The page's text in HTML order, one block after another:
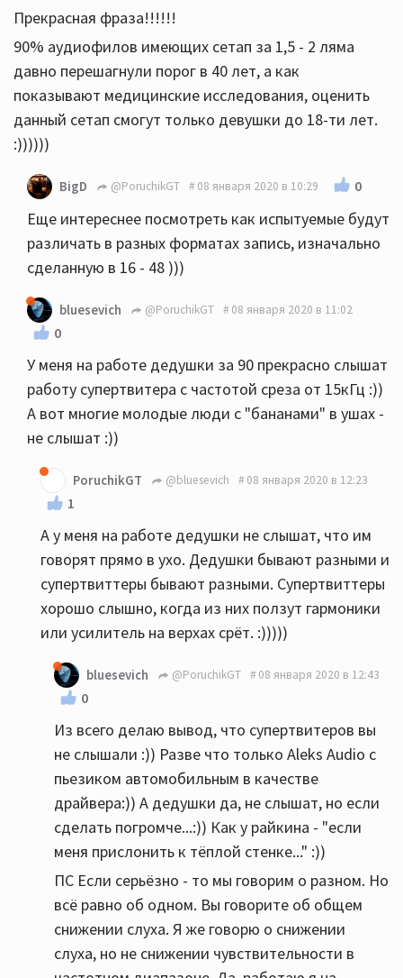
Прекрасная фраза!!!!!!
90% аудиофилов имеющих сетап за 1,5 - 2 ляма
давно перешагнули порог в 40 лет, а как
показывают медицинские исследования, оценить
данный сетап смогут только девушки до 18-ти лет.
:))))))
BigD @PoruchikGT 08 января 2020 в 10:29 0
Еще интереснее посмотреть как испытуемые будут
различать в разных форматах запись, изначально
сделанную в 16 - 48 )))
bluesevich @PoruchikGT 08 января 2020 в 11:02
0
У меня на работе дедушки за 90 прекрасно слышат
работу супертвитера с частотой среза от 15кГц :))
А вот многие молодые люди с "бананами" в ушах -
не слышат :))
PoruchikGT @bluesevich 08 января 2020 в 12:23
1
А у меня на работе дедушки не слышат, что им
говорят прямо в ухо. Дедушки бывают разными и
супертвиттеры бывают разными. Супертвиттеры
хорошо слышно, когда из них ползут гармоники
или усилитель на верхах срёт. :)))))
bluesevich @PoruchikGT 08 января 2020 в 12:43
0
Из всего делаю вывод, что супертвитеров вы
не слышали :)) Разве что только Aleks Audio с
пьезиком автомобильным в качестве
драйвера:)) А дедушки да, не слышат, но если
сделать погромче...:)) Как у райкина - "если
меня прислонить к тёплой стенке..." :))
ПС Если серьёзно - то мы говорим о разном. Но
всё равно об одном. Вы говорите об общем
снижении слуха. Я же говорю о снижении
слуха, но не снижении чувствительности в